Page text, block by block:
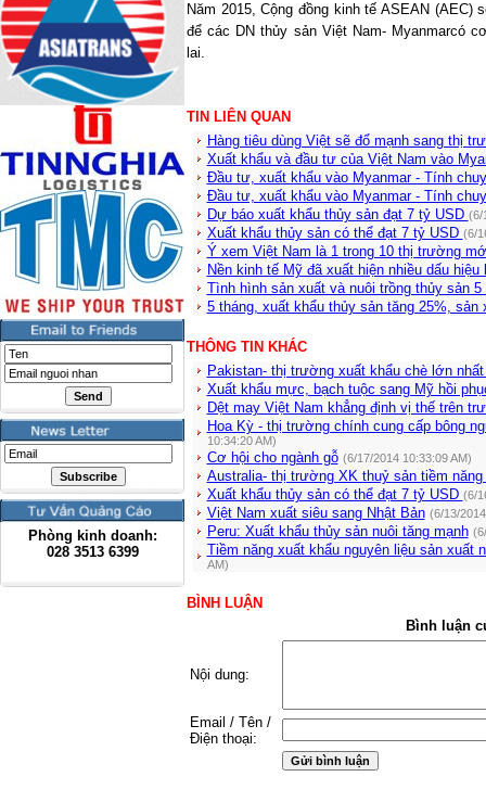
Phòng kinh doanh:
028 3513 6399
Năm 2015, Cộng đồng kinh tế ASEAN
để các DN thủy sản Việt Nam- Myanmarcó
lai.
TIN LIÊN QUAN
Hàng tiêu dùng Việt sẽ đổ mạnh sang thị
Xuất khẩu và đầu tư của Việt Nam vào
Đầu tư, xuất khẩu vào Myanmar - Tính
Đầu tư, xuất khẩu vào Myanmar - Tính
Dự báo xuất khẩu thủy sản đạt 7 tỷ USD (6/
Xuất khẩu thủy sản có thể đạt 7 tỷ USD (6/
Ý xem Việt Nam là 1 trong 10 thị trường
Nền kinh tế Mỹ đã xuất hiện nhiều dấu
Tình hình sản xuất và nuôi trồng thủy sản
5 tháng, xuất khẩu thủy sản tăng 25%,
THÔNG TIN KHÁC
Pakistan- thị trường xuất khẩu chè lớn
Xuất khẩu mực, bạch tuộc sang Mỹ hồi
Dệt may Việt Nam khẳng định vị thế trên
Hoa Kỳ - thị trường chính cung cấp bông
10:34:20 AM)
Cơ hội cho ngành gỗ (6/17/2014 10:33:09 AM)
Australia- thị trường XK thuỷ sản tiềm
Xuất khẩu thủy sản có thể đạt 7 tỷ USD (6/
Việt Nam xuất siêu sang Nhật Bản (6/13/
Peru: Xuất khẩu thủy sản nuôi tăng mạnh
Tiềm năng xuất khẩu nguyên liệu sản xuất
AM)
BÌNH LUẬN
Bình luận
Nội dung:
Email / Tên /
Điện thoại: